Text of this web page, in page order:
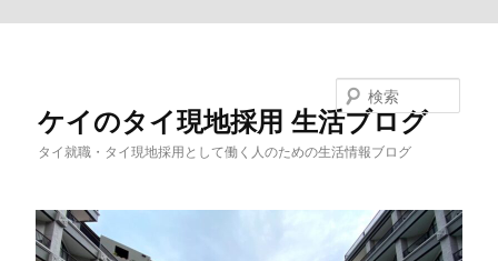
ケイのタイ現地採用 生活ブログ
タイ就職・タイ現地採用として働く人のための生活情報ブログ